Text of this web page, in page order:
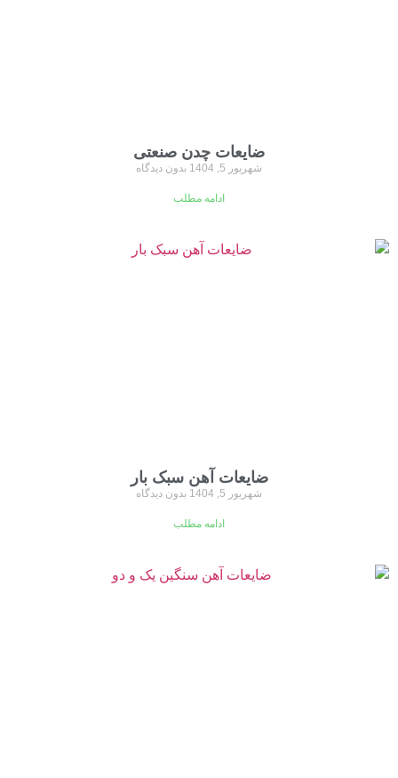
ضایعات چدن صنعتی
شهریور 5, 1404 بدون دیدگاه
ادامه مطلب
ضایعات آهن سبک بار
شهریور 5, 1404 بدون دیدگاه
ادامه مطلب